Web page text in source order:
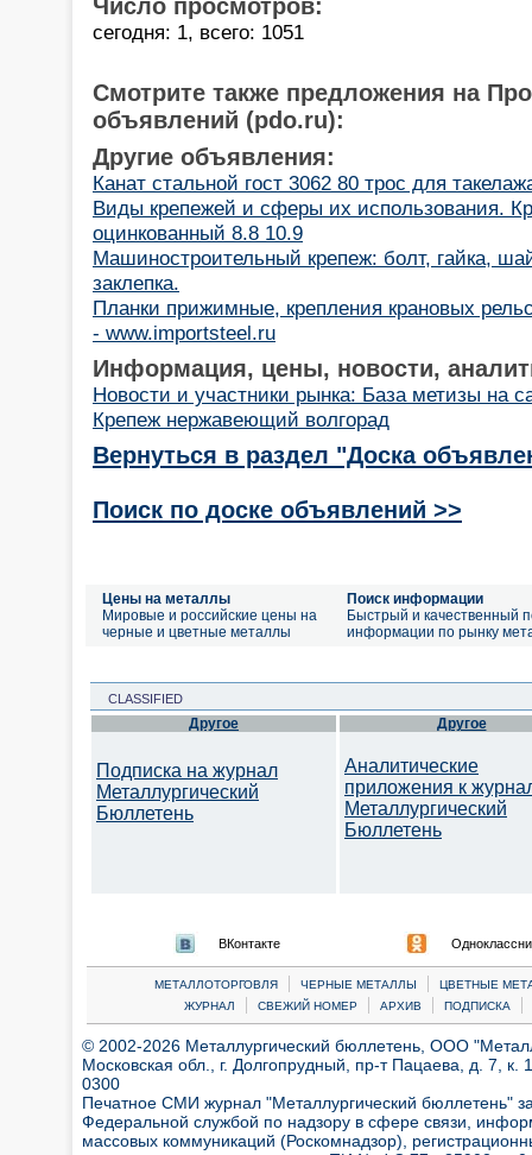
Число просмотров:
сегодня: 1, всего: 1051
Смотрите также предложения на
объявлений (pdo.ru):
Другие объявления:
Канат стальной гост 3062 80 трос для
Виды крепежей и сферы их использования.
оцинкованный 8.8 10.9
Машиностроительный крепеж: болт, гайка,
заклепка.
Планки прижимные, крепления крановых
- www.importsteel.ru
Информация, цены, новости,
Новости и участники рынка: База метизы на
Крепеж нержавеющий волгорад
Вернуться в раздел "Доска
Поиск по доске объявлений >>
Цены на металлы
Мировые и российские цены на
черные и цветные металлы
Поиск информации
Быстрый и качественный
информации по рынку
CLASSIFIED
Другое
Подписка на журнал
Металлургический
Бюллетень
Другое
Аналитические
приложения к
Металлургический
Бюллетень
ВКонтакте
МЕТАЛЛОТОРГОВЛЯ | ЧЕРНЫЕ МЕТАЛЛЫ |
ЦВЕТНЫЕ
ЖУРНАЛ
| СВЕЖИЙ НОМЕР | АРХИВ | ПОДПИСКА |
© 2002-2026 Металлургический бюллетень, ООО
Московская обл., г. Долгопрудный, пр-т Пацаева, д. 7,
0300
Печатное СМИ журнал "Металлургический бюллетень"
Федеральной службой по надзору в сфере связи,
массовых коммуникаций (Роскомнадзор),